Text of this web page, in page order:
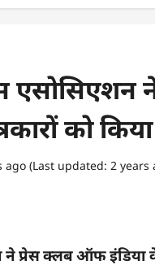
एसोसिएशन ने
को
ago (Last updated: 2 years
प्रेस क्लब ऑफ इंडिया के